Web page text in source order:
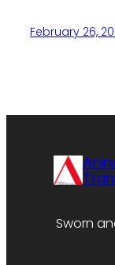
February 26,
Sworn